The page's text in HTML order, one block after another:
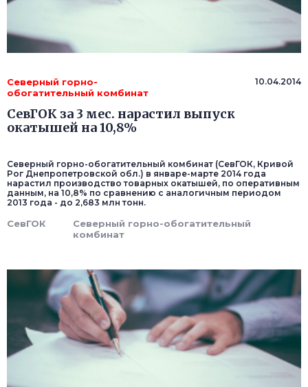
Северный горно-
обогатительный комбинат
10.04.2014
СевГОК за 3 мес. нарастил выпуск
окатышей на 10,8%
Северный горно-обогатительный комбинат (СевГОК, Кривой
Рог Днепропетровской обл.) в январе-марте 2014 года
нарастил производство товарных окатышей, по оперативным
данным, на 10,8% по сравнению с аналогичным периодом
2013 года - до 2,683 млн тонн.
СевГОК
Северный горно-обогатительный
комбинат